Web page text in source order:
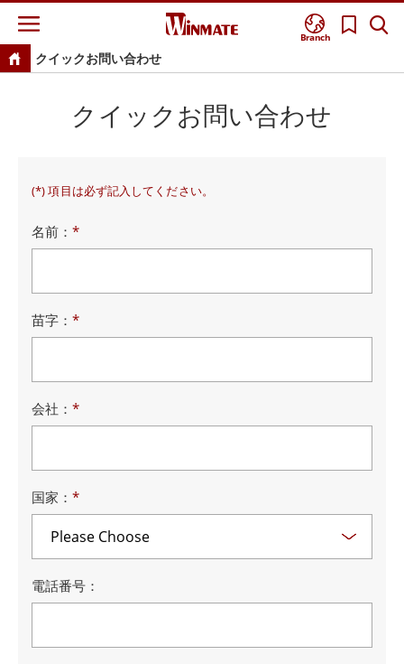
Branch
クイックお問い合わせ
クイックお問い合わせ
(*) 項目は必ず記入してください。
名前：*
苗字：*
会社：*
国家：*
電話番号：